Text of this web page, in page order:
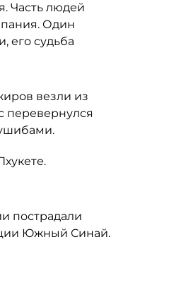
Часть людей
Один
его судьба
везли из
перевернулся
пострадали
Южный Синай.